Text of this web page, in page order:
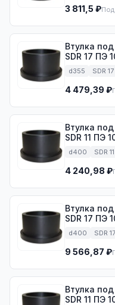
3 811,5 ₽Под
Втулка
SDR 17 ПЭ
d355 SDR 17
4 479,39 ₽
Втулка
SDR 11 ПЭ
d400 SDR 11
4 240,98 ₽
Втулка
SDR 17 ПЭ
d400 SDR 17
9 566,87 ₽
Втулка
SDR 11 ПЭ